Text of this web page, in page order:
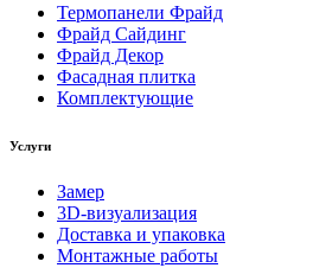
Термопанели Фрайд
Фрайд Сайдинг
Фрайд Декор
Фасадная плитка
Комплектующие
Услуги
Замер
3D-визуализация
Доставка и упаковка
Монтажные работы